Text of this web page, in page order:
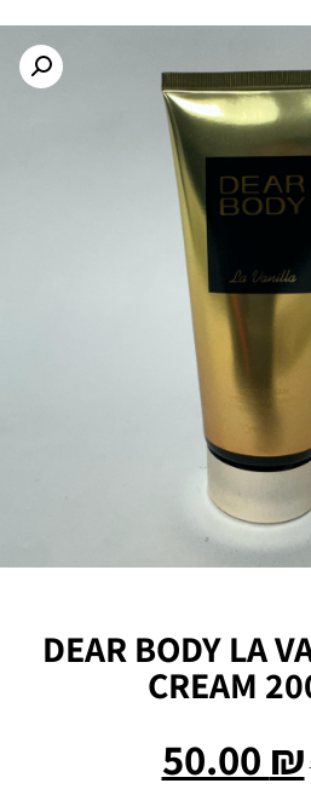
DEAR BODY LA
CREAM
50.00 ₪